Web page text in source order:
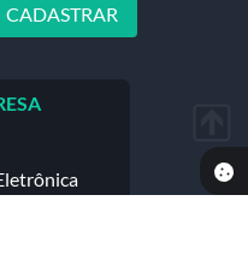
CADASTRAR